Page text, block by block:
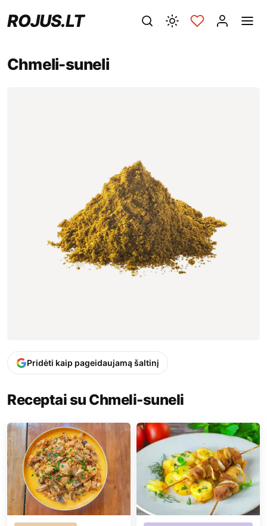
ROJUS.LT
Chmeli-suneli
Pridėti kaip pageidaujamą šaltinį
Receptai su Chmeli-suneli